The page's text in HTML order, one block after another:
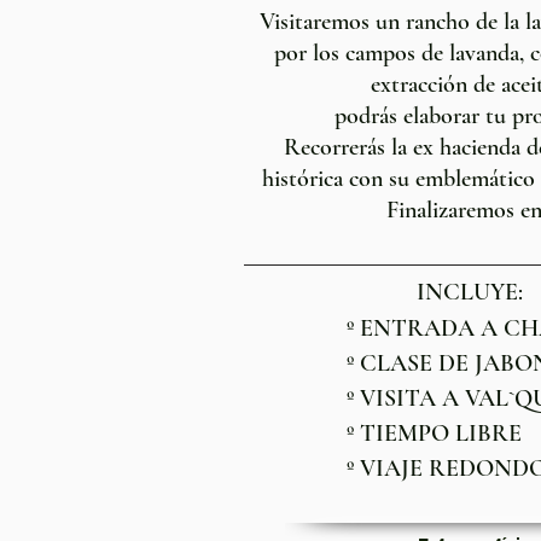
Visitaremos un rancho de la
por los campos de lavanda,
extracción de
podrás elaborar tu
Recorrerás la ex hacienda
histórica con su
Finalizaremos
INCLUYE:
º ENTRADA A
º CLASE DE
º VISITA A
º TIEMPO LIBRE
º VIAJE